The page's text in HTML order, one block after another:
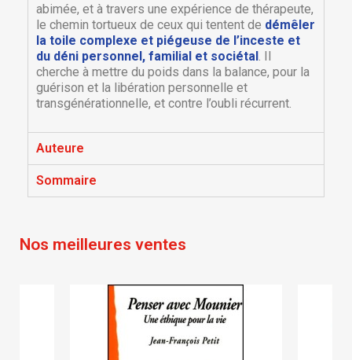
×
add_circle_outline Créer une nouvelle liste
Créer une liste d'envies
Nom de la liste d'envies
Annuler Créer une liste d'envies
Connexion ×
Vous devez être connecté pour ajouter des produits
abimée, et à travers une expérience de thérapeute,
le chemin tortueux de ceux qui tentent de démêler
la toile complexe et piégeuse de l’inceste et
du déni personnel, familial et sociétal. Il
cherche à mettre du poids dans la balance, pour la
guérison et la libération personnelle et
transgénérationnelle, et contre l’oubli récurrent.
Auteure
Sommaire
Nos meilleures ventes